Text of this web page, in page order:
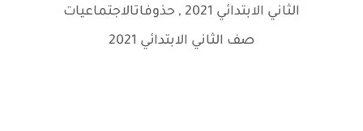
الثاني الابتدائي 2021 ,
حذوفاتالاجتماعيات
صف الثاني الابتدائي 2021